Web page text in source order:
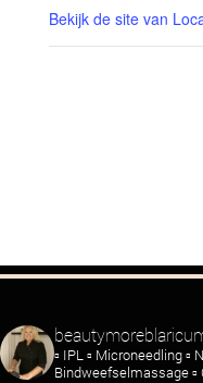
Bekijk de site van
▫️ IPL▫️ Microneedling▫️
Bindweefselmassage▫️